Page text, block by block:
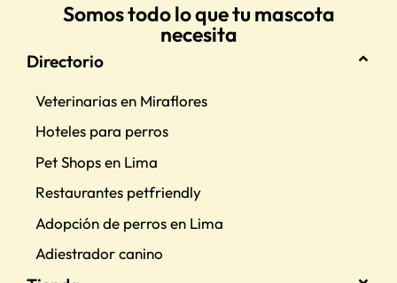
Somos todo lo que tu mascota
necesita
Directorio
Veterinarias en Miraflores
Hoteles para perros
Pet Shops en Lima
Restaurantes petfriendly
Adopción de perros en Lima
Adiestrador canino